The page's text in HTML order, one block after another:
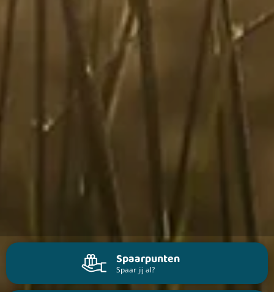
Spaarpunten
Spaar jij al?